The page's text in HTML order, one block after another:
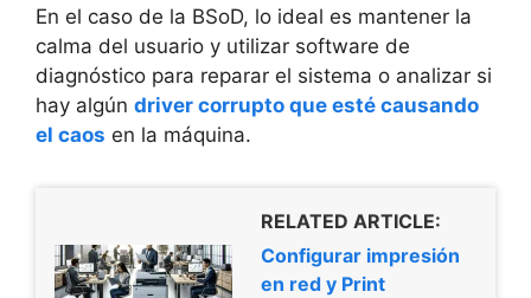
En el caso de la BSoD, lo ideal es mantener la
calma del usuario y utilizar software de
diagnóstico para reparar el sistema o analizar si
hay algún driver corrupto que esté causando
el caos en la máquina.
RELATED ARTICLE:
Configurar impresión
en red y Print